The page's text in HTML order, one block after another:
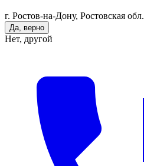
г. Ростов-на-Дону, Ростовская обл.
Да, верно
Нет, другой